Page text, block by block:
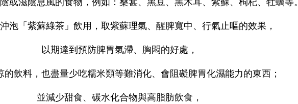
或滋陰息風的食物，例如：桑葚、黑豆、黑木耳、紫蘇、枸杞、牡蠣等。
泡「紫蘇綠茶」飲用，取紫蘇理氣、醒脾寬中、行氣止嘔的效果，
以期達到預防脾胃氣滯、胸悶的好處，
的飲料，也盡量少吃糯米類等難消化、會阻礙脾胃化濕能力的東西；
並減少甜食、碳水化合物與高脂肪飲食，